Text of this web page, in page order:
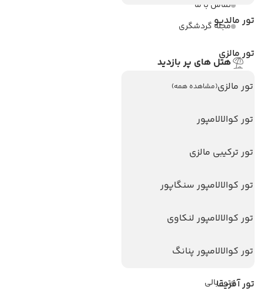
تور مالدیو
تور مالزی
تور مالزی(مشاهده همه)
تور کوالالامپور
تور ترکیبی مالزی
تور کوالالامپور سنگاپور
تور کوالالامپور لنکاوی
تور کوالالامپور پنانگ
تور آفریقا
تماس با ما
مجله گردشگری
هتل های پر بازدید
هتل های آنتالیا
هتل های تایلند
تور استانبول
تور بالی